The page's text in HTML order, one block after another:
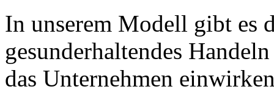
In unserem Modell gibt es
gesunderhaltendes
das Unternehmen